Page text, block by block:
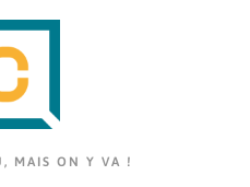
MAIS ON Y VA !